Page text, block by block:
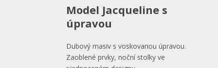
Model Jacqueline s
úpravou
Dubový masiv s voskovanou úpravou.
Zaoblené prvky, noční stolky ve